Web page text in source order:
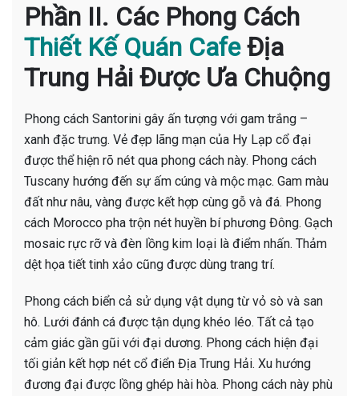
Phần II. Các Phong Cách
Thiết Kế Quán CafeĐịa
Trung Hải Được Ưa Chuộng
Phong cách Santorini gây ấn tượng với gam trắng –
xanh đặc trưng. Vẻ đẹp lãng mạn của Hy Lạp cổ đại
được thể hiện rõ nét qua phong cách này. Phong cách
Tuscany hướng đến sự ấm cúng và mộc mạc. Gam màu
đất như nâu, vàng được kết hợp cùng gỗ và đá. Phong
cách Morocco pha trộn nét huyền bí phương Đông. Gạch
mosaic rực rỡ và đèn lồng kim loại là điểm nhấn. Thảm
dệt họa tiết tinh xảo cũng được dùng trang trí.
Phong cách biển cả sử dụng vật dụng từ vỏ sò và san
hô. Lưới đánh cá được tận dụng khéo léo. Tất cả tạo
cảm giác gần gũi với đại dương. Phong cách hiện đại
tối giản kết hợp nét cổ điển Địa Trung Hải. Xu hướng
đương đại được lồng ghép hài hòa. Phong cách này phù